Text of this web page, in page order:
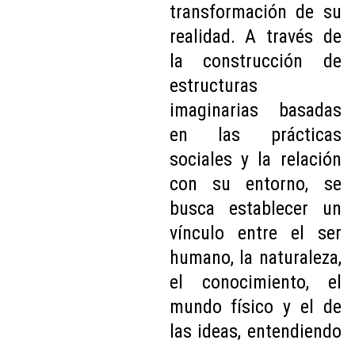
transformación de su
realidad. A través de
la construcción de
estructuras
imaginarias basadas
en las prácticas
sociales y la relación
con su entorno, se
busca establecer un
vínculo entre el ser
humano, la naturaleza,
el conocimiento, el
mundo físico y el de
las ideas, entendiendo